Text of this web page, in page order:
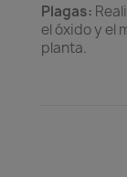
Plagas:
el óxido y el
planta.